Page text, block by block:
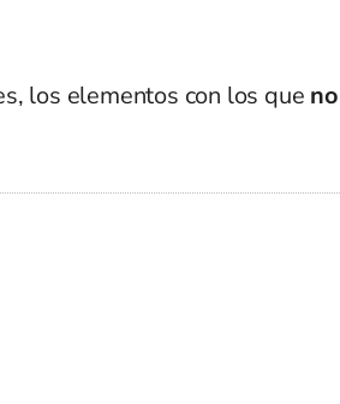
los elementos con los que